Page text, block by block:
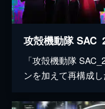
攻殻機動隊
「攻殻機動隊
ンを加えて再構成